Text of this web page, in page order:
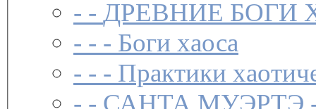
- - ДРЕВНИЕ БОГИ
- - - Боги хаоса
- - - Практики